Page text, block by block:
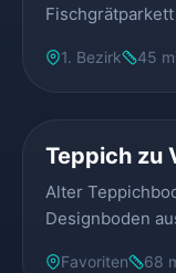
1. Bezirk 45
Teppich zu
Alter
Designboden
Favoriten 68